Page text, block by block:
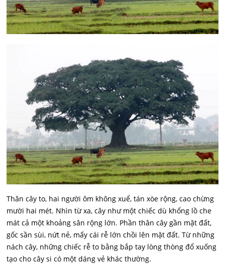
Thân cây to, hai người ôm không xuể, tán xòe rộng, cao chừng
mười hai mét. Nhìn từ xa, cây như một chiếc dù khổng lồ che
mát cả một khoảng sân rộng lớn. Phần thân cây gần mặt đất,
gốc sần sùi, nứt nẻ, mấy cái rễ lớn chồi lên mặt đất. Từ những
nách cây, những chiếc rễ to bằng bắp tay lòng thòng đổ xuống
tạo cho cây si có một dáng vẻ khác thường.